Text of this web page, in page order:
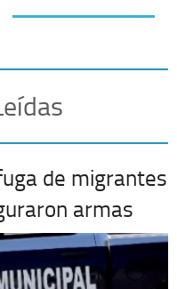
de migrantes
armas